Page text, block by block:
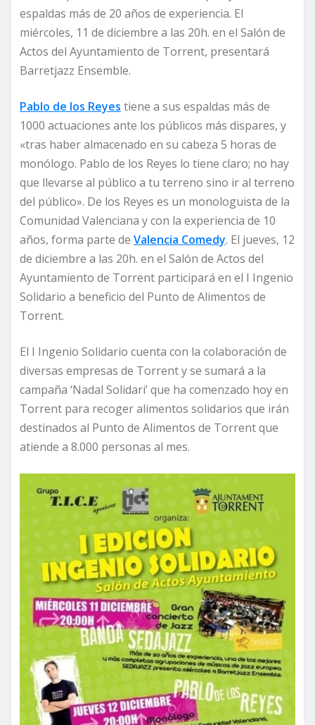
espaldas más de 20 años de experiencia. El
miércoles, 11 de diciembre a las 20h. en el Salón de
Actos del Ayuntamiento de Torrent, presentará
Barretjazz Ensemble.
Pablo de los Reyes tiene a sus espaldas más de
1000 actuaciones ante los públicos más dispares, y
«tras haber almacenado en su cabeza 5 horas de
monólogo. Pablo de los Reyes lo tiene claro; no hay
que llevarse al público a tu terreno sino ir al terreno
del público». De los Reyes es un monologuista de la
Comunidad Valenciana y con la experiencia de 10
años, forma parte de Valencia Comedy. El jueves, 12
de diciembre a las 20h. en el Salón de Actos del
Ayuntamiento de Torrent participará en el I Ingenio
Solidario a beneficio del Punto de Alimentos de
Torrent.
El I Ingenio Solidario cuenta con la colaboración de
diversas empresas de Torrent y se sumará a la
campaña ‘Nadal Solidari’ que ha comenzado hoy en
Torrent para recoger alimentos solidarios que irán
destinados al Punto de Alimentos de Torrent que
atiende a 8.000 personas al mes.